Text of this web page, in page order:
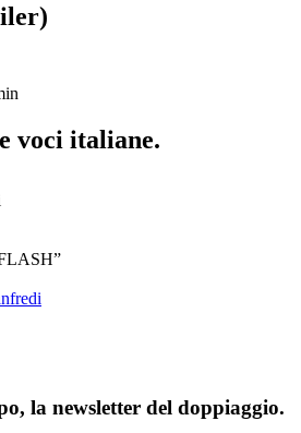
voci italiane.
”
, la newsletter del doppiaggio.